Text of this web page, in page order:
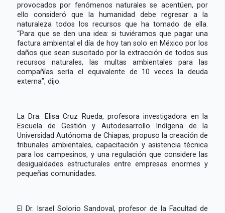
provocados por fenómenos naturales se acentúen, por
ello consideró que la humanidad debe regresar a la
naturaleza todos los recursos que ha tomado de ella.
“Para que se den una idea: si tuviéramos que pagar una
factura ambiental el día de hoy tan solo en México por los
daños que sean suscitado por la extracción de todos sus
recursos naturales, las multas ambientales para las
compañías sería el equivalente de 10 veces la deuda
externa”, dijo.
La Dra. Elisa Cruz Rueda, profesora investigadora en la
Escuela de Gestión y Autodesarrollo Indígena de la
Universidad Autónoma de Chiapas, propuso la creación de
tribunales ambientales, capacitación y asistencia técnica
para los campesinos, y una regulación que considere las
desigualdades estructurales entre empresas enormes y
pequeñas comunidades.
El Dr. Israel Solorio Sandoval, profesor de la Facultad de